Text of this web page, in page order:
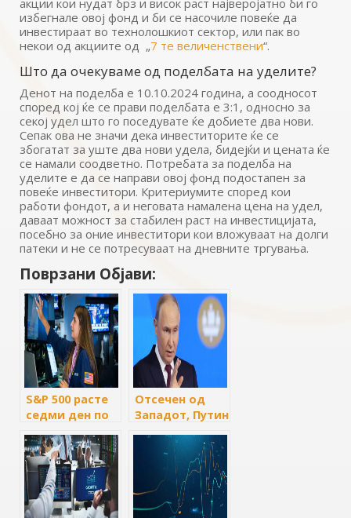
акции кои нудат брз и висок раст најверојатно би го
избегнале овој фонд и би се насочиле повеќе да
инвестираат во технолошкиот сектор, или пак во
некои од акциите од „7 те величенствени“.
Што да очекуваме од поделбата на уделите?
Денот на поделба е 10.10.2024 година, а соодносот
според кој ќе се прави поделбата е 3:1, односно за
секој удел што го поседувате ќе добиете два нови.
Сепак ова не значи дека инвеститорите ќе се
збогатат за уште два нови удела, бидејќи и цената ќе
се намали соодветно. Потребата за поделба на
уделите е да се направи овој фонд подостапен за
повеќе инвеститори. Критериумите според кои
работи фондот, а и неговата намалена цена на удел,
даваат можност за стабилен раст на инвестицијата,
посебно за оние инвеститори кои вложуваат на долги
патеки и не се потресуваат на дневните тргувања.
Поврзани Објави:
S&P 500 расте
седми ден по
трговците го
чекаат
клучниот
извештај за
инфлацијата
Отсечен од
Западот, Путин
речиси 40% од
рускиот
трговски
промет сега е
во рубли